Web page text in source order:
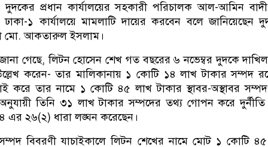
প্রধান কার্যালয়ের সহকারী পরিচালক আল-আমিন
১ কার্যালয়ে মামলাটি দায়ের করবেন বলে জানিয়েছেন
মো. আকতারুল ইসলাম।
গেছে, লিটন হোসেন শেখ গত বছরের ৬ নভেম্বর দুদকে
করেন- তার মালিকানায় ১ কোটি ১৪ লাখ টাকার সম্পদ
করে তার নামে ১ কোটি ৪৫ লাখ টাকার স্থাবর-অস্থাবর
তিনি ৩১ লাখ টাকার সম্পদের তথ্য গোপন করে
২৬(২) ধারা লঙ্ঘন করেছেন।
বিবরণী যাচাইকালে লিটন শেখের নামে মোট ১ কোটি